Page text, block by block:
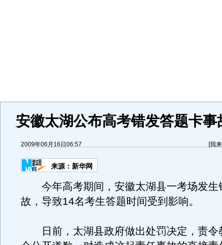
安徽太湖公布高考错发答题卡事
2009年06月16日06:57 [我
来源： 新华网
今年高考期间，安徽太湖县一考场发生
故，导致14名考生答题时间受到影响。
日前，太湖县政府做出处罚决定，责令